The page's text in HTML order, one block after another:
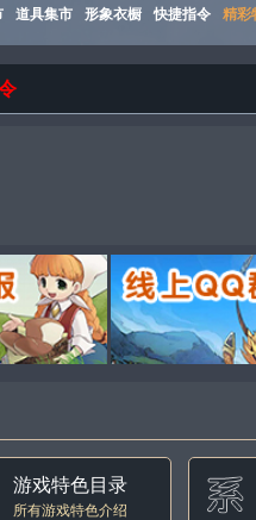
道具集市 形象衣橱 快捷指令 精彩
飞机）
游戏特色目录
所有游戏特色介绍